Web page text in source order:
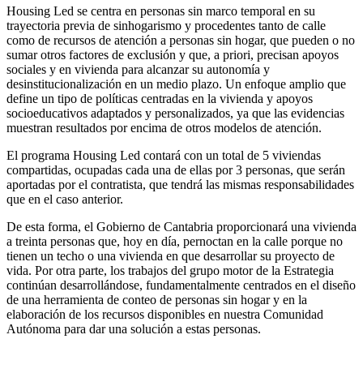
Housing Led se centra en personas sin marco temporal en su
trayectoria previa de sinhogarismo y procedentes tanto de calle
como de recursos de atención a personas sin hogar, que pueden o no
sumar otros factores de exclusión y que, a priori, precisan apoyos
sociales y en vivienda para alcanzar su autonomía y
desinstitucionalización en un medio plazo. Un enfoque amplio que
define un tipo de políticas centradas en la vivienda y apoyos
socioeducativos adaptados y personalizados, ya que las evidencias
muestran resultados por encima de otros modelos de atención.
El programa Housing Led contará con un total de 5 viviendas
compartidas, ocupadas cada una de ellas por 3 personas, que serán
aportadas por el contratista, que tendrá las mismas responsabilidades
que en el caso anterior.
De esta forma, el Gobierno de Cantabria proporcionará una vivienda
a treinta personas que, hoy en día, pernoctan en la calle porque no
tienen un techo o una vivienda en que desarrollar su proyecto de
vida. Por otra parte, los trabajos del grupo motor de la Estrategia
continúan desarrollándose, fundamentalmente centrados en el diseño
de una herramienta de conteo de personas sin hogar y en la
elaboración de los recursos disponibles en nuestra Comunidad
Autónoma para dar una solución a estas personas.